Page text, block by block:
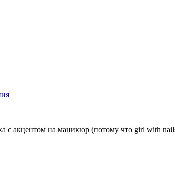
с акцентом на маникюр (потому что girl with